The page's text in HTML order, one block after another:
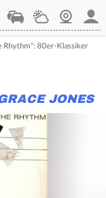
VerkehrWetterWebcam
Rhythm": 80er-Klassiker
JONES